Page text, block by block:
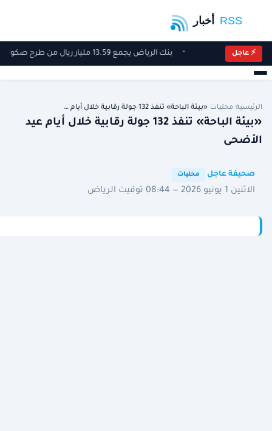
⚡ عاجل بنك الرياض يجمع 13.59 مليار ريال من طرح صكوك بعائد ربعي 6.5%
الرئيسية محليات «بيئة الباحة» تنفذ 132 جولة رقابية خلال أيام …
«بيئة الباحة» تنفذ 132 جولة رقابية خلال أيام عيد
الأضحى
صحيفة عاجل محليات
الاثنين 1 يونيو 2026 — 08:44 توقيت الرياض